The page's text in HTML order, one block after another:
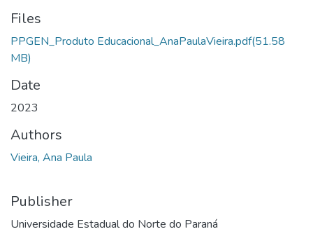
Files
PPGEN_Produto Educacional_AnaPaulaVieira.pdf(51.58
MB)
Date
2023
Authors
Vieira, Ana Paula
Publisher
Universidade Estadual do Norte do Paraná